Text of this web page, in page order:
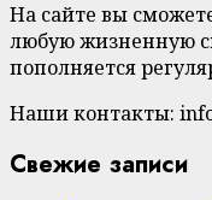
На сайте вы
любую жизненную
пополняется
Наши контакты:
Свежие записи